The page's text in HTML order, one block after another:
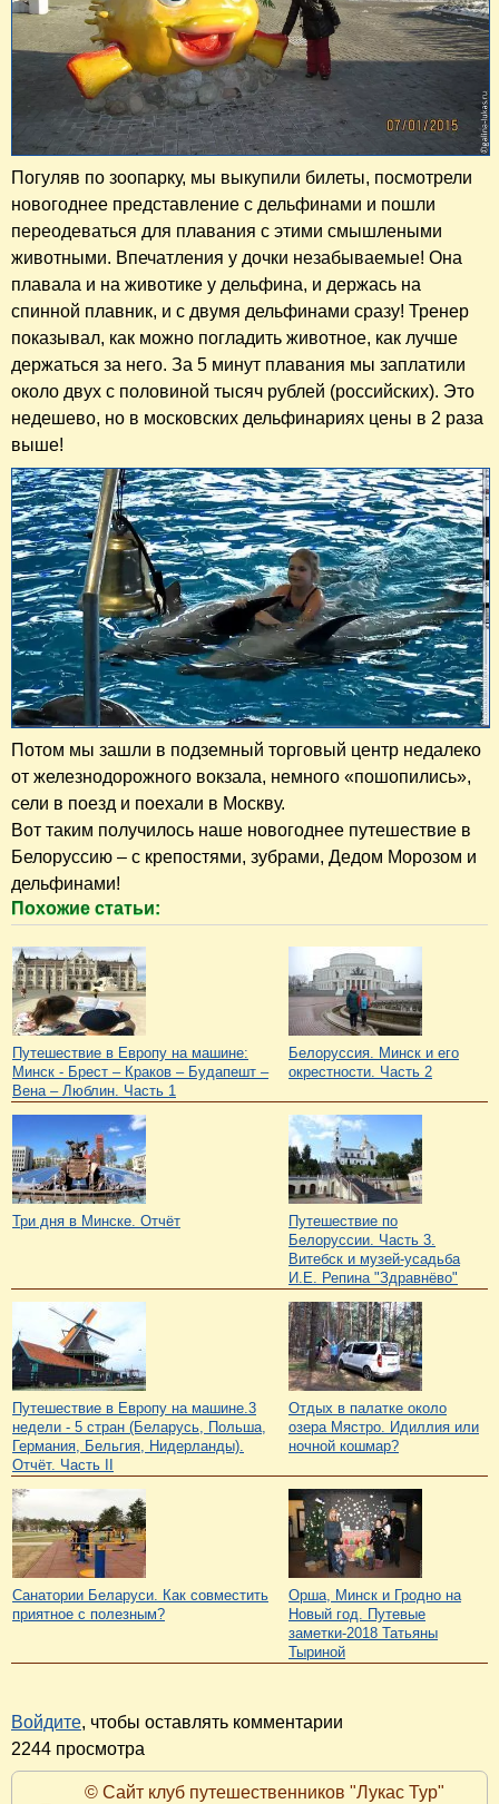
Погуляв по зоопарку, мы выкупили билеты, посмотрели
новогоднее представление с дельфинами и пошли
переодеваться для плавания с этими смышлеными
животными. Впечатления у дочки незабываемые! Она
плавала и на животике у дельфина, и держась на
спинной плавник, и с двумя дельфинами сразу! Тренер
показывал, как можно погладить животное, как лучше
держаться за него. За 5 минут плавания мы заплатили
около двух с половиной тысяч рублей (российских). Это
недешево, но в московских дельфинариях цены в 2 раза
выше!
Потом мы зашли в подземный торговый центр недалеко
от железнодорожного вокзала, немного «пошопились»,
сели в поезд и поехали в Москву.
Вот таким получилось наше новогоднее путешествие в
Белоруссию – с крепостями, зубрами, Дедом Морозом и
дельфинами!
Похожие статьи:
Путешествие в Европу на машине:
Минск - Брест – Краков – Будапешт –
Вена – Люблин. Часть 1
Белоруссия. Минск и его
окрестности. Часть 2
Три дня в Минске. Отчёт
Путешествие по
Белоруссии. Часть 3.
Витебск и музей-усадьба
И.Е. Репина "Здравнёво"
Путешествие в Европу на машине.3
недели - 5 стран (Беларусь, Польша,
Германия, Бельгия, Нидерланды).
Отчёт. Часть II
Отдых в палатке около
озера Мястро. Идиллия или
ночной кошмар?
Санатории Беларуси. Как совместить
приятное с полезным?
Орша, Минск и Гродно на
Новый год. Путевые
заметки-2018 Татьяны
Тыриной
Войдите, чтобы оставлять комментарии
2244 просмотра
© Сайт клуб путешественников "Лукас Тур"